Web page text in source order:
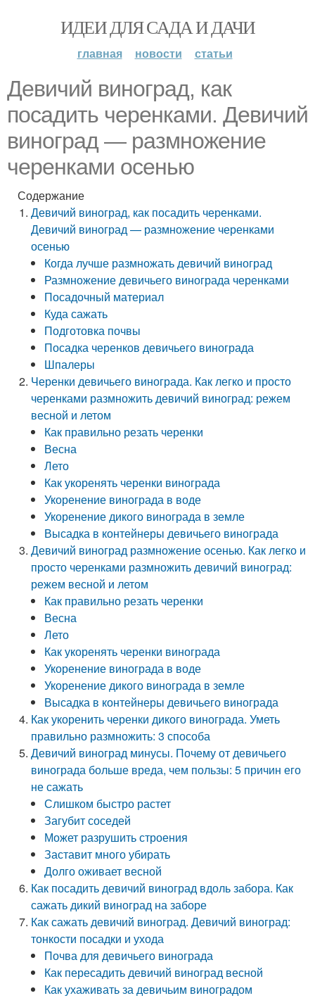
ИДЕИ ДЛЯ САДА И ДАЧИ
главная новости статьи
Девичий виноград, как
посадить черенками. Девичий
виноград — размножение
черенками осенью
Содержание
Девичий виноград, как посадить черенками.
Девичий виноград — размножение черенками
осенью
Когда лучше размножать девичий виноград
Размножение девичьего винограда черенками
Посадочный материал
Куда сажать
Подготовка почвы
Посадка черенков девичьего винограда
Шпалеры
Черенки девичьего винограда. Как легко и просто
черенками размножить девичий виноград: режем
весной и летом
Как правильно резать черенки
Весна
Лето
Как укоренять черенки винограда
Укоренение винограда в воде
Укоренение дикого винограда в земле
Высадка в контейнеры девичьего винограда
Девичий виноград размножение осенью. Как легко и
просто черенками размножить девичий виноград:
режем весной и летом
Как правильно резать черенки
Весна
Лето
Как укоренять черенки винограда
Укоренение винограда в воде
Укоренение дикого винограда в земле
Высадка в контейнеры девичьего винограда
Как укоренить черенки дикого винограда. Уметь
правильно размножить: 3 способа
Девичий виноград минусы. Почему от девичьего
винограда больше вреда, чем пользы: 5 причин его
не сажать
Слишком быстро растет
Загубит соседей
Может разрушить строения
Заставит много убирать
Долго оживает весной
Как посадить девичий виноград вдоль забора. Как
сажать дикий виноград на заборе
Как сажать девичий виноград. Девичий виноград:
тонкости посадки и ухода
Почва для девичьего винограда
Как пересадить девичий виноград весной
Как ухаживать за девичьим виноградом